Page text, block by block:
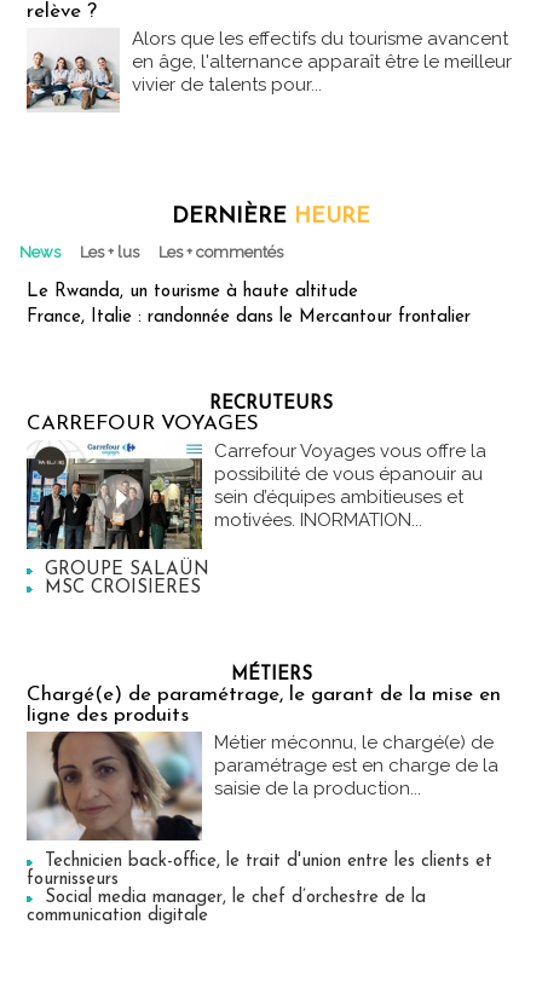
relève ?
Alors que les effectifs du tourisme avancent
en âge, l'alternance apparaît être le meilleur
vivier de talents pour...
DERNIÈRE HEURE
News Les + lus Les + commentés
Le Rwanda, un tourisme à haute altitude
France, Italie : randonnée dans le Mercantour frontalier
RECRUTEURS
CARREFOUR VOYAGES
Carrefour Voyages vous offre la
possibilité de vous épanouir au
sein d’équipes ambitieuses et
motivées. INORMATION...
GROUPE SALAÜN
MSC CROISIERES
MÉTIERS
Chargé(e) de paramétrage, le garant de la mise en
ligne des produits
Métier méconnu, le chargé(e) de
paramétrage est en charge de la
saisie de la production...
Technicien back-office, le trait d'union entre les clients et
fournisseurs
Social media manager, le chef d’orchestre de la
communication digitale